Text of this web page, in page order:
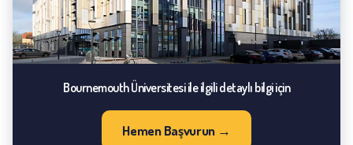
Bournemouth Üniversitesi ile ilgili detaylı bilgi için
Hemen Başvurun →